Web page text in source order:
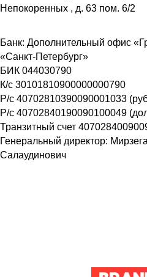
Непокоренных , д. 63 пом. 6/2
Банк: Дополнительный офис
«Санкт-Петербург»
БИК 044030790
К/с 30101810900000000790
Р/с 40702810390090001033
Р/с 40702840190090100049
Транзитный счет
Генеральный директор:
Салаудинович